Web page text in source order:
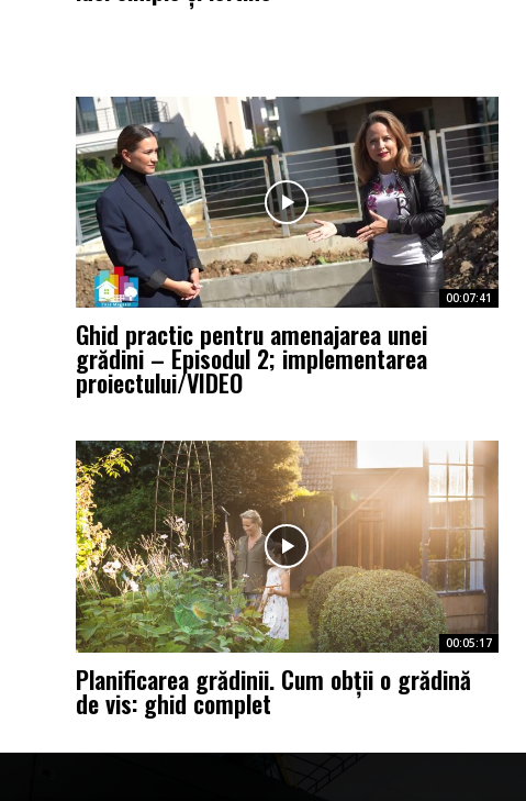
00:07:41
Ghid practic pentru amenajarea unei
grădini – Episodul 2; implementarea
proiectului/VIDEO
00:05:17
Planificarea grădinii. Cum obții o grădină
de vis: ghid complet